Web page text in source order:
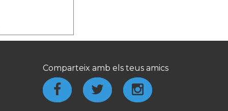
Comparteix amb els teus amics